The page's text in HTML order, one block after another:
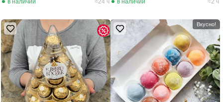
в наличии 24 ч в наличии 2 ч
Вкусно!